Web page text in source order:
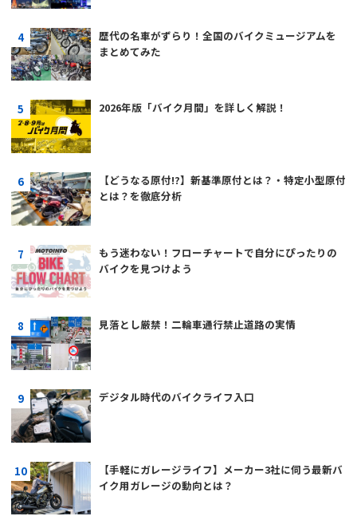
歴代の名車がずらり！全国のバイクミュージアムを
まとめてみた
2026年版「バイク月間」を詳しく解説！
【どうなる原付!?】新基準原付とは？・特定小型原付
とは？を徹底分析
もう迷わない！フローチャートで自分にぴったりの
バイクを見つけよう
見落とし厳禁！二輪車通行禁止道路の実情
デジタル時代のバイクライフ入口
【手軽にガレージライフ】メーカー3社に伺う最新バ
イク用ガレージの動向とは？